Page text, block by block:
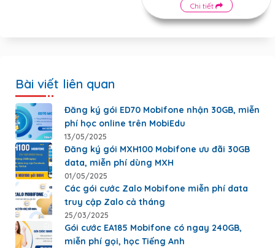
Chi tiết
Bài viết liên quan
Đăng ký gói ED70 Mobifone nhận 30GB, miễn
phí học online trên MobiEdu
13/05/2025
Đăng ký gói MXH100 Mobifone ưu đãi 30GB
data, miễn phí dùng MXH
01/05/2025
Các gói cước Zalo Mobifone miễn phí data
truy cập Zalo cả tháng
25/03/2025
Gói cước EA185 Mobifone có ngay 240GB,
miễn phí gọi, học Tiếng Anh